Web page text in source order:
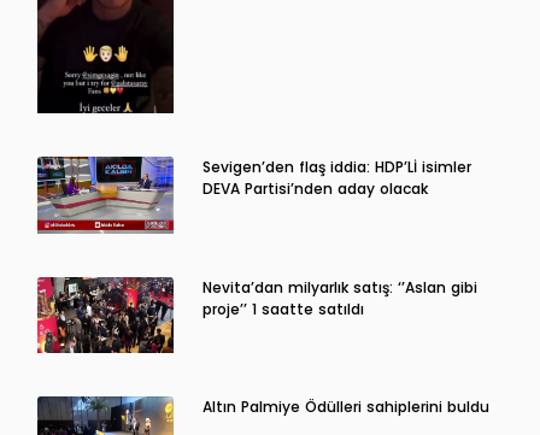
Sevigen’den flaş iddia: HDP’Lİ isimler
DEVA Partisi’nden aday olacak
Nevita’dan milyarlık satış: ‘’Aslan gibi
proje’’ 1 saatte satıldı
Altın Palmiye Ödülleri sahiplerini buldu